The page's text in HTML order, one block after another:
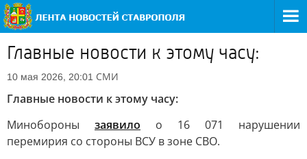
Главные новости к этому часу:
10 мая 2026, 20:01 СМИ
Главные новости к этому часу:
Минобороны заявило о 16 071 нарушении
перемирия со стороны ВСУ в зоне СВО.